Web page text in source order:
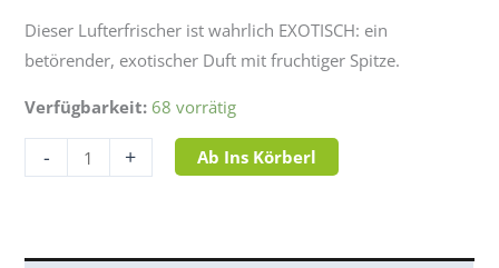
Dieser Lufterfrischer ist wahrlich EXOTISCH: ein
betörender, exotischer Duft mit fruchtiger Spitze.
Verfügbarkeit: 68 vorrätig
- + Ab Ins Körberl